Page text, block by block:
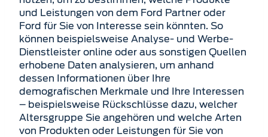
und Leistungen von dem Ford Partner oder
Ford für Sie von Interesse sein könnten. So
können beispielsweise Analyse- und Werbe-
Dienstleister online oder aus sonstigen Quellen
erhobene Daten analysieren, um anhand
dessen Informationen über Ihre
demografischen Merkmale und Ihre Interessen
– beispielsweise Rückschlüsse dazu, welcher
Altersgruppe Sie angehören und welche Arten
von Produkten oder Leistungen für Sie von